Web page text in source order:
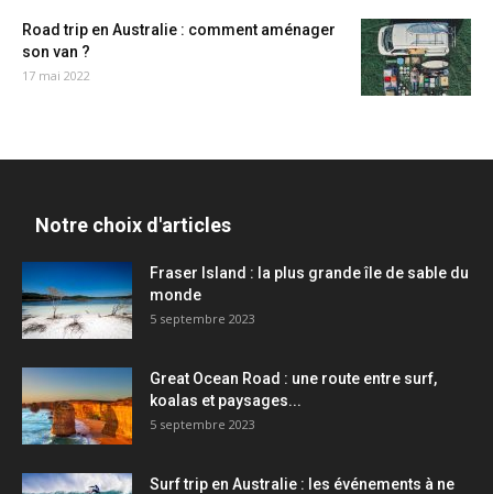
Road trip en Australie : comment aménager
son van ?
17 mai 2022
Notre choix d'articles
Fraser Island : la plus grande île de sable du
monde
5 septembre 2023
Great Ocean Road : une route entre surf,
koalas et paysages...
5 septembre 2023
Surf trip en Australie : les événements à ne